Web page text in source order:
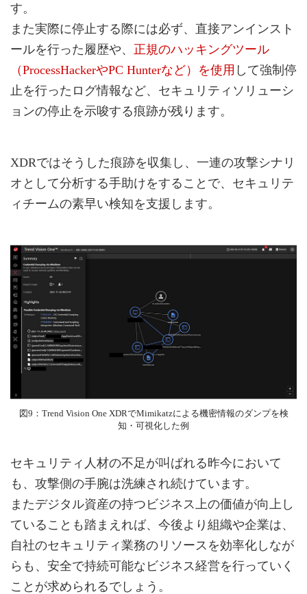
す。
また実際に停止する際には必ず、直接アンインスト
ールを行った履歴や、 正規のハッキングツール
（ProcessHackerやPC Hunterなど）を使用 して強制停
止を行ったログ情報など、セキュリティソリューシ
ョンの停止を示唆する痕跡が残ります。
XDRではそうした痕跡を収集し、一連の攻撃シナリ
オとして分析する手助けをすることで、セキュリテ
ィチームの素早い検知を支援します。
図9：Trend Vision One XDRでMimikatzによる機密情報のダンプを検
知・可視化した例
セキュリティ人材の不足が叫ばれる昨今において
も、攻撃側の手腕は洗練され続けています。
またデジタル資産の持つビジネス上の価値が向上し
ていることも踏まえれば、今後より組織や企業は、
自社のセキュリティ業務のリソースを効率化しなが
らも、安全で持続可能なビジネス経営を行っていく
ことが求められるでしょう。